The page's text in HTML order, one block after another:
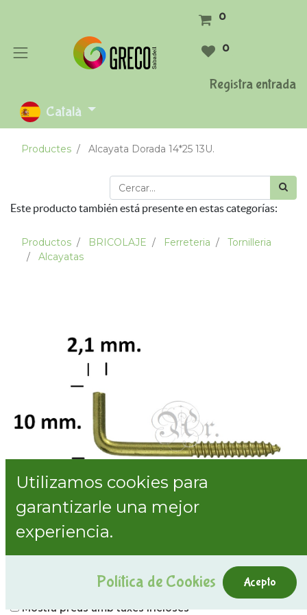
0
0
Registra entrada
Català
Productes Alcayata Dorada 14*25 13U.
Este producto también está presente en estas categorías:
Productos BRICOLAJE Ferreteria
Tornilleria
Alcayatas
Alcayata Dorada 14*25 13U.
Mostra preus amb taxes incloses
Utilizamos cookies para
garantizarle una mejor
experiencia.
Política de Cookies Acepto